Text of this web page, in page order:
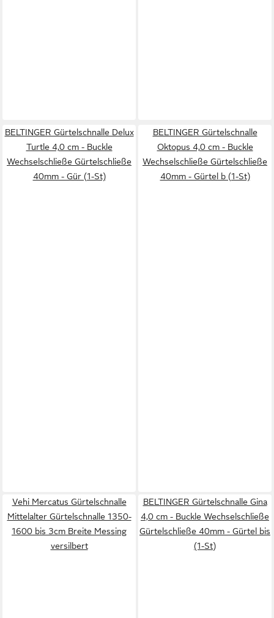
BELTINGER Gürtelschnalle Delux
Turtle 4,0 cm - Buckle
Wechselschließe Gürtelschließe
40mm - Gür (1-St)
BELTINGER Gürtelschnalle
Oktopus 4,0 cm - Buckle
Wechselschließe Gürtelschließe
40mm - Gürtel b (1-St)
Vehi Mercatus Gürtelschnalle
Mittelalter Gürtelschnalle 1350-
1600 bis 3cm Breite Messing
versilbert
BELTINGER Gürtelschnalle Gina
4,0 cm - Buckle Wechselschließe
Gürtelschließe 40mm - Gürtel bis
(1-St)